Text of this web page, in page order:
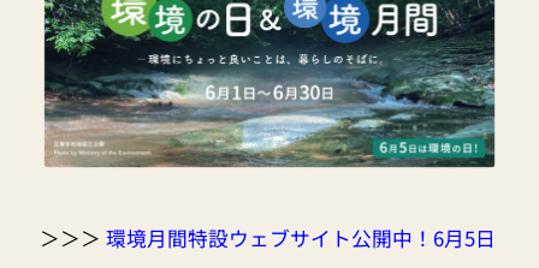
＞＞＞ 環境月間特設ウェブサイト公開中！6月5日